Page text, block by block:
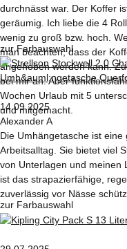
durchnässt war. Der Koffer
geräumig. Ich liebe die 4
wenig zu groß bzw. hoch.
man beachten, dass der
angehoben werden kann.
bei mir an. Aber
Wochen Urlaub mit 5
und mitgemacht.
zur Farbauswahl
14.09.2025
Alexander A
Die Umhängetasche ist
Arbeitsalltag. Sie bietet viel
von Unterlagen und meinen
ist das strapazierfähige,
zuverlässig vor Nässe
zur Farbauswahl